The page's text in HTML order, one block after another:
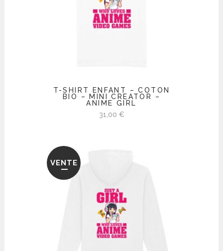
T-SHIRT ENFANT – COTON
BIO – MINI CREATOR –
ANIME GIRL
31,00 €
VENTE